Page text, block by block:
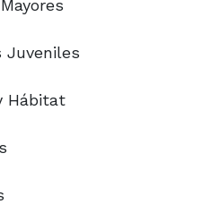
Juveniles
Hábitat